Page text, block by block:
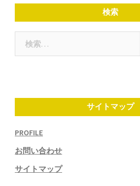
シ
ョ
ン
検索
サイトマップ
PROFILE
お問い合わせ
サイトマップ